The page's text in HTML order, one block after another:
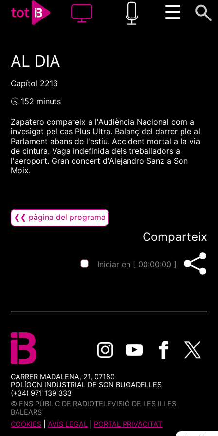
☰
00:00
AL DIA
Capítol 2216
🕓 152 minuts
Zapatero compareix a l'Audiència Nacional com a
invesigat pel cas Plus Ultra. Balanç del darrer ple al
Parlament abans de l'estiu. Accident mortal a la via
de cintura. Vaga indefinida dels treballadors a
l'aeroport. Gran concert d'Alejandro Sanz a Son
Moix.
❮❮ pàgina del programa
Comparteix
Iniciar en [ 00:00:00 ]
CARRER MADALENA, 21, 07180
POLÍGON INDUSTRIAL DE SON BUGADELLES
(+34) 971 139 333
© ENS PÚBLIC DE RADIOTELEVISIÓ DE LES ILLES
BALEARS
COOKIES |AVÍS LEGAL PORTAL PRIVACITAT